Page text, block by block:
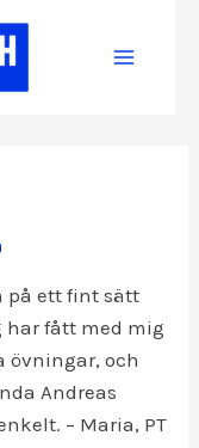
på ett fint sätt
har fått med mig
övningar, och
Andreas
– Maria, PT